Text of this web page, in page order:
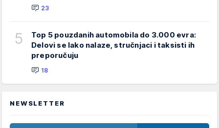
23
5
Top 5 pouzdanih automobila do 3.000 evra:
Delovi se lako nalaze, stručnjaci i taksisti ih
preporučuju
18
NEWSLETTER